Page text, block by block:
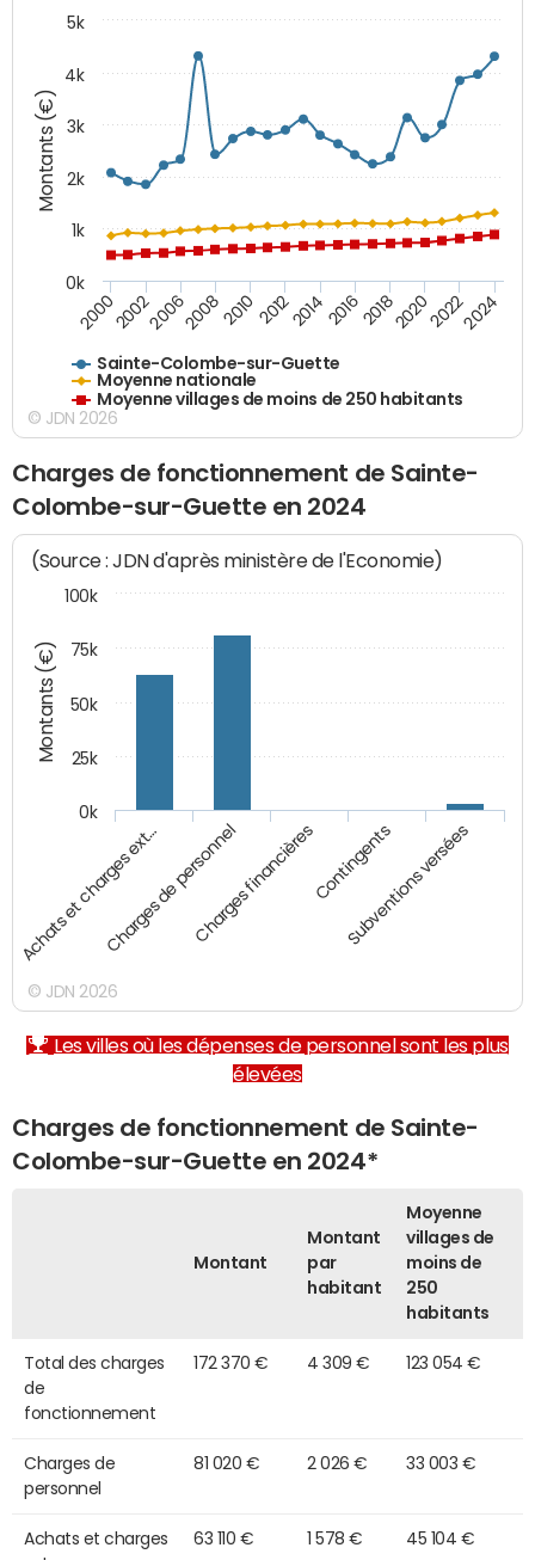
Montants (€)
Sainte-Colombe-sur-Guette
Moyenne nationale
Moyenne villages de moins de 250 habitants
20002002200620082010 2012201420162018202020222024
0k
1k
2k
3k
4k
5k
© JDN 2026
Charges de fonctionnement de Sainte-
Colombe-sur-Guette en 2024
Montants (€)
(Source : JDN d'après ministère de l'Economie)
Achats et charges ext…Charges de personnelCharges financièresContingents
Subventions versées
0k
100k
25k
50k
75k
© JDN 2026
Les villes où les dépenses de personnel sont les plus
élevées
Charges de fonctionnement de Sainte-
Colombe-sur-Guette en 2024*
Montant
Montant
par
habitant
Moyenne
villages de
moins de
250
habitants
Total des charges
de
fonctionnement
172 370 € 4 309 € 123 054 €
Charges de
personnel
81 020 € 2 026 € 33 003 €
Achats et charges
63 110 € 1 578 € 45 104 €